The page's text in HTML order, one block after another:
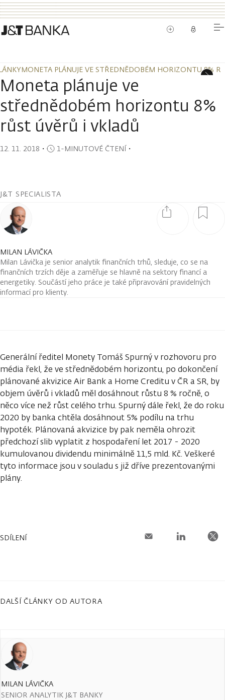
MONETA PLÁNUJE VE STŘEDNĚDOBÉM HORIZONTU 8%
MONETA PLÁNUJE VE STŘEDNĚDOBÉM HORIZONTU 8%
Moneta plánuje ve
střednědobém horizontu 8%
růst úvěrů i vkladů
12. 11. 2018 ・ 1-MINUTOVÉ ČTENÍ・
J&T SPECIALISTA
MILAN LÁVIČKA
Milan Lávička je senior analytik finančních trhů, sleduje, co se na
finančních trzích děje a zaměřuje se hlavně na sektory financí a
energetiky. Součástí jeho práce je také připravování pravidelných
informací pro klienty.
Generální ředitel Monety Tomáš Spurný v rozhovoru pro
média řekl, že ve střednědobém horizontu, po dokončení
plánované akvizice Air Bank a Home Creditu v ČR a SR, by
objem úvěrů i vkladů měl dosáhnout růstu 8 % ročně, o
něco více než růst celého trhu. Spurný dále řekl, že do roku
2020 by banka chtěla dosáhnout 5% podílu na trhu
hypoték. Plánovaná akvizice by pak neměla ohrozit
předchozí slib vyplatit z hospodaření let 2017 - 2020
kumulovanou dividendu minimálně 11,5 mld. Kč. Veškeré
tyto informace jsou v souladu s již dříve prezentovanými
plány.
SDÍLENÍ
DALŠÍ ČLÁNKY OD AUTORA
MILAN LÁVIČKA
SENIOR ANALYTIK J&T BANKY